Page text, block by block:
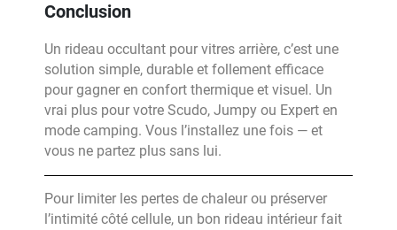
Conclusion
Un rideau occultant pour vitres arrière, c’est une
solution simple, durable et follement efficace
pour gagner en confort thermique et visuel. Un
vrai plus pour votre Scudo, Jumpy ou Expert en
mode camping. Vous l’installez une fois — et
vous ne partez plus sans lui.
Pour limiter les pertes de chaleur ou préserver
l’intimité côté cellule, un bon rideau intérieur fait